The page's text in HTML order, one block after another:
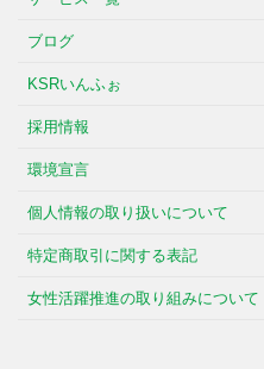
ブログ
KSRいんふぉ
採用情報
環境宣言
個人情報の取り扱いについて
特定商取引に関する表記
女性活躍推進の取り組みについて